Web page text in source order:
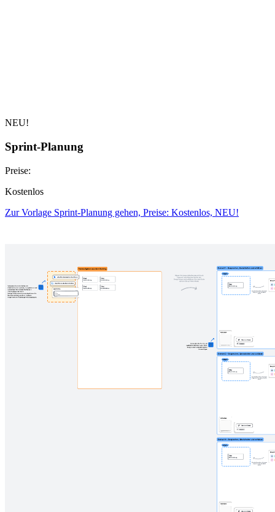
NEU!
Sprint-Planung
Preise:
Kostenlos
Zur Vorlage Sprint-Planung gehen, Preise: Kostenlos, NEU!